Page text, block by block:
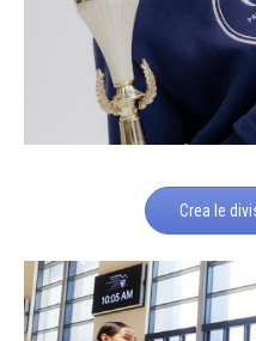
Crea le